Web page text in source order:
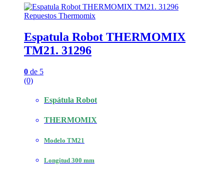
Repuestos Thermomix
Espatula Robot THERMOMIX
TM21. 31296
0 de 5
(0)
Espátula Robot
THERMOMIX
Modelo TM21
Longitud 300 mm